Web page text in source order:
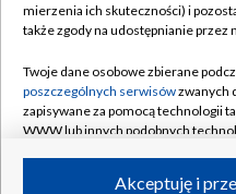
Naziemna Telewizja
Rada Programowa
System NOS
Informacje o nadawcy
mierzenia ich skuteczności) i
także zgody na udostępnianie przez
Twoje dane osobowe zbierane
poszczególnych serwisówzwanych
zapisywane za pomocą technologii
WWW lub innych podobnych
ruchu w Internecie.Akceptuję i